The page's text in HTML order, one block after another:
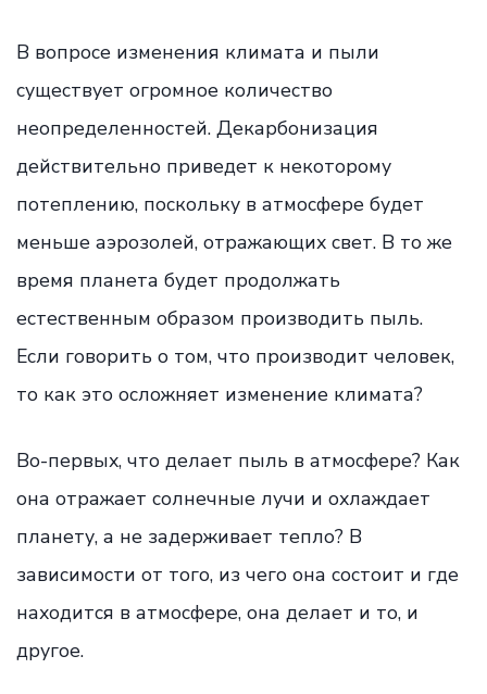
В вопросе изменения климата и пыли
существует огромное количество
неопределенностей. Декарбонизация
действительно приведет к некоторому
потеплению, поскольку в атмосфере будет
меньше аэрозолей, отражающих свет. В то же
время планета будет продолжать
естественным образом производить пыль.
Если говорить о том, что производит человек,
то как это осложняет изменение климата?
Во-первых, что делает пыль в атмосфере? Как
она отражает солнечные лучи и охлаждает
планету, а не задерживает тепло? В
зависимости от того, из чего она состоит и где
находится в атмосфере, она делает и то, и
другое.